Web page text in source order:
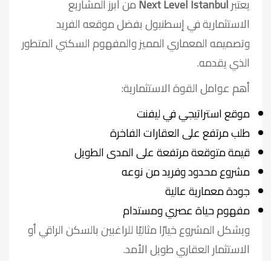
يعتبرNext Level Istanbulمن أبرز المشاريع
الاستثمارية في إسطنبول بفضل موقعه الفريد
وتصميمه المعماري المميز والمفهوم السكني المتطور
الذي يقدمه.
أهم عوامل القوة الاستثمارية:
موقع استراتيجي في ليفنت
طلب مرتفع على العقارات الفاخرة
قيمة متوقعة مرتفعة على المدى الطويل
مشروع محدود وفريد من نوعه
جودة معمارية عالية
مفهوم حياة عصري ومستدام
ويشكل المشروع خيارًا مثاليًا للراغبين بالسكن الراقي أو
الاستثمار العقاري طويل الأمد.